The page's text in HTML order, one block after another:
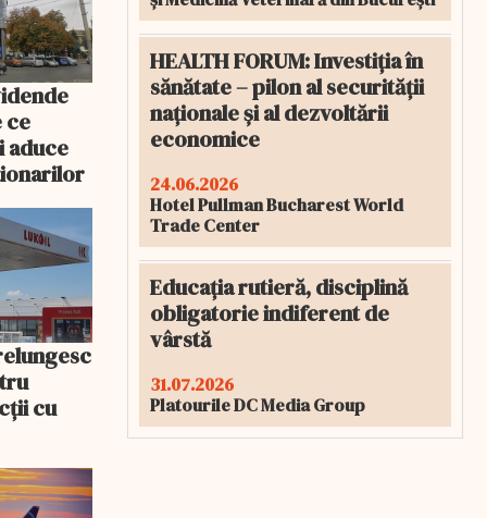
ce
aduce
cu
HEALTH FORUM: Investiția în
sănătate – pilon al securității
naționale și al dezvoltării
economice
24.06.2026
Hotel Pullman Bucharest World
Trade Center
Educația rutieră, disciplină
obligatorie indiferent de
vârstă
31.07.2026
Platourile DC Media Group